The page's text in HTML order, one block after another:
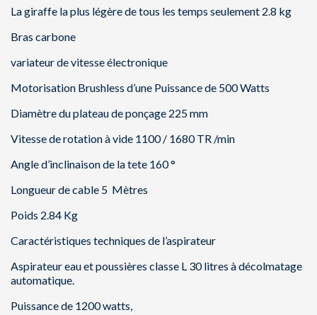
La giraffe la plus légère de tous les temps seulement 2.8 kg
Bras carbone
variateur de vitesse électronique
Motorisation Brushless d’une Puissance de 500 Watts
Diamètre du plateau de ponçage 225 mm
Vitesse de rotation à vide 1100 / 1680 TR /min
Angle d’inclinaison de la tete 160 °
Longueur de cable 5 Mètres
Poids 2.84 Kg
Caractéristiques techniques de l’aspirateur
Aspirateur eau et poussières classe L 30 litres à décolmatage
automatique.
Puissance de 1200 watts,